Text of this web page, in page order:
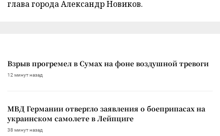
глава города Александр Новиков.
Взрыв прогремел в Сумах на фоне воздушной тревоги
12 минут назад
МВД Германии отвергло заявления о боеприпасах на
украинском самолете в Лейпциге
38 минут назад